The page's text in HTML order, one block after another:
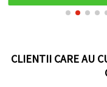
CLIENTII CARE AU